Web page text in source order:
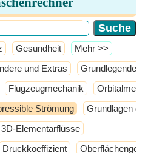
Gesundheit ​Mehr >>
und Extras Grundlegende
Flugzeugmechanik
Strömung Grundlagen
3D-Elementarflüsse
Druckkoeffizient